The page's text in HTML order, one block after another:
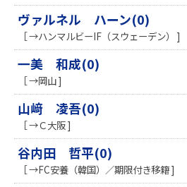
ヴァルネル ハーン(0)
［ →ハンマルビーIF（スウェーデン） ]
一美 和成(0)
［ →岡山 ]
山﨑 凌吾(0)
［ →Ｃ大阪 ]
谷内田 哲平(0)
［ →FC安養（韓国）／期限付き移籍 ]